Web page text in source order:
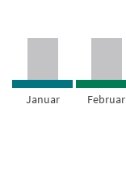
Januar Februar